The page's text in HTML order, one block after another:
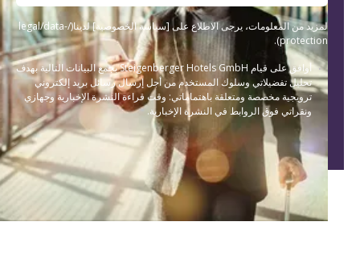
لمزيد من المعلومات، يرجى الاطلاع على [سياسة الخصوصية] لدينا(/legal/data-
protection).
أوافق على قيام Steigenberger Hotels GmbH بجمع البيانات التالية بهدف
تحليل تفضيلاتي وسلوك المستخدم من أجل إرسال رسائل بريد إلكتروني
ترويجية مخصصة ومتعلقة باهتماماتي: وقت قراءة النشرة الإخبارية وجهازي
ونقراتي فوق الروابط في النشرة الإخبارية.